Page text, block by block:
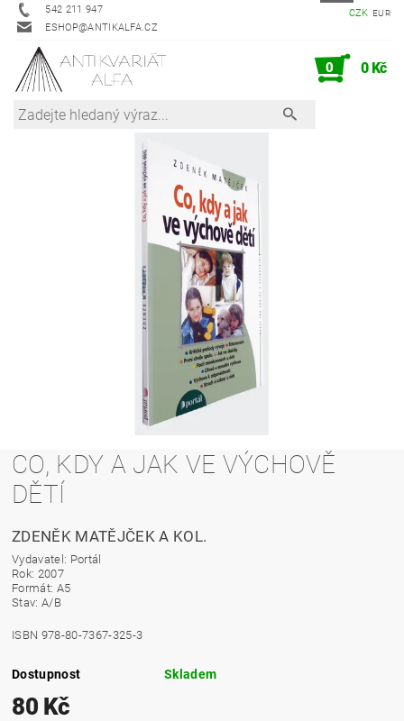
542 211 947
ESHOP@ANTIKALFA.CZ
CZK EUR
0 0 Kč
CO, KDY A JAK VE VÝCHOVĚ
DĚTÍ
ZDENĚK MATĚJČEK A KOL.
Vydavatel: Portál
Rok: 2007
Formát: A5
Stav: A/B
ISBN 978-80-7367-325-3
Dostupnost Skladem
80 Kč